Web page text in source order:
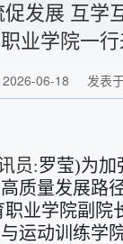
发展 互学
业学院一行
2026-06-18 发表
员:罗莹)为加
质量发展路
职业学院副院
运动训练学